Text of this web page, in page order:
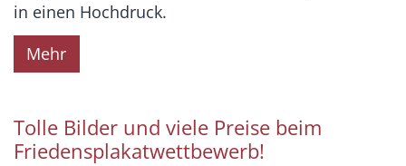
in einen Hochdruck.
Mehr
Tolle Bilder und viele Preise beim
Friedensplakatwettbewerb!